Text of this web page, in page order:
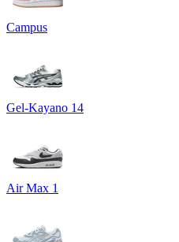
Campus
Gel-Kayano 14
Air Max 1